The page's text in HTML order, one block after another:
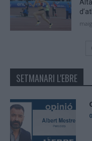
SETMANARI L'EBRE